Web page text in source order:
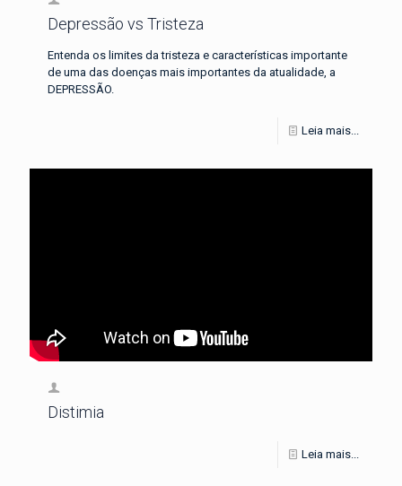
Depressão vs Tristeza
Entenda os limites da tristeza e características importante
de uma das doenças mais importantes da atualidade, a
DEPRESSÃO.
Leia mais...
Distimia
Leia mais...